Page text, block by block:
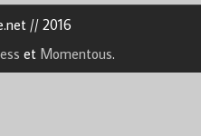
// 2016
et Momentous.